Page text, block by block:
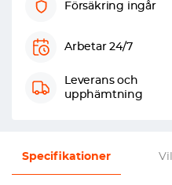
Försäkring ingår
Arbetar 24/7
Leverans och
upphämtning
Specifikationer